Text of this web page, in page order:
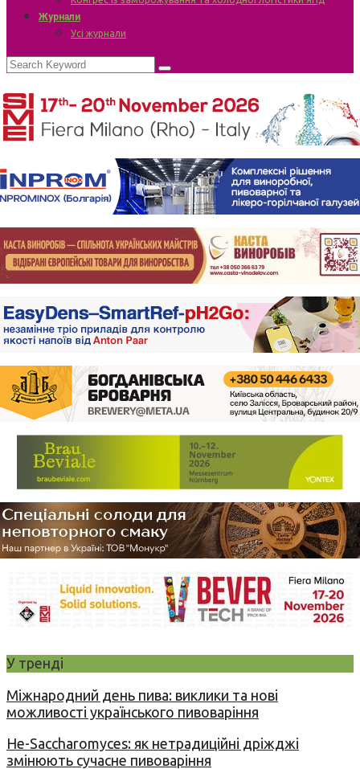
Журнали
Усі журнали
У тренді
Міжнародний день пива: виклики та нові
можливості українського пивоваріння
Не-Saccharomyces: як нетрадиційні дріжджі
змінюють сучасне пивоваріння